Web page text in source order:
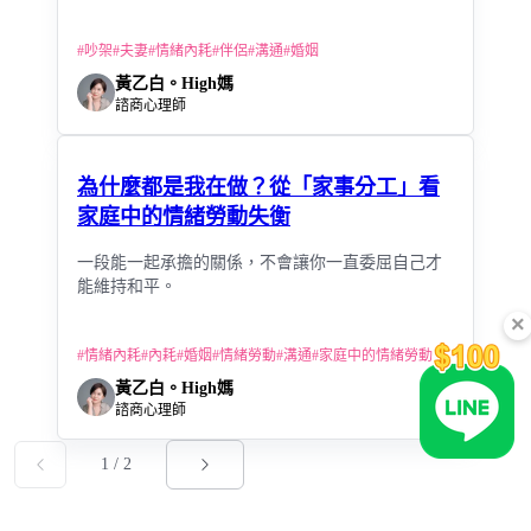
#吵架#夫妻#情緒內耗#伴侶#溝通#婚姻
黃乙白。High媽
諮商心理師
為什麼都是我在做？從「家事分工」看
家庭中的情緒勞動失衡
一段能一起承擔的關係，不會讓你一直委屈自己才
能維持和平。
#情緒內耗#內耗#婚姻#情緒勞動#溝通#家庭中的情緒勞動
黃乙白。High媽
諮商心理師
1 / 2
×